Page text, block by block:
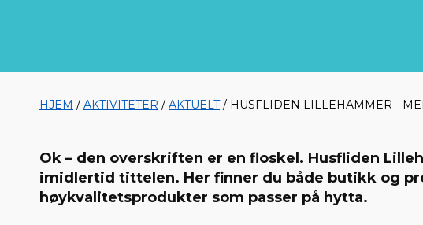
HJEM / AKTIVITETER / AKTUELT/ HUSFLIDEN LILLEHAMMER -
Ok – den overskriften er en floskel. Husfliden
imidlertid tittelen. Her finner du både butikk og
høykvalitetsprodukter som passer på hytta.